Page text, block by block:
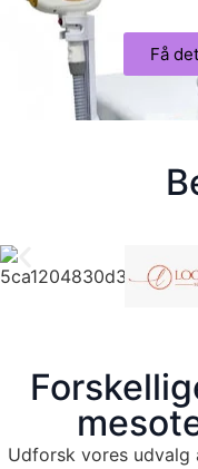
Få
Udforsk vores udvalg